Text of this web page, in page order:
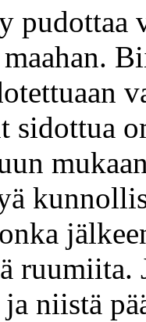
pudottaa
sidottua
ruumiita.
niistä